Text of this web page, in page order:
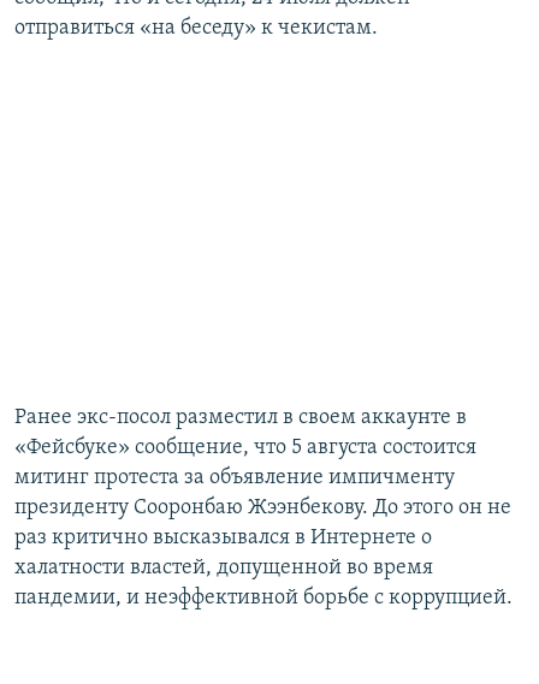
отправиться «на беседу» к чекистам.
Ранее экс-посол разместил в своем аккаунте в
«Фейсбуке» сообщение, что 5 августа состоится
митинг протеста за объявление импичменту
президенту Сооронбаю Жээнбекову. До этого он не
раз критично высказывался в Интернете о
халатности властей, допущенной во время
пандемии, и неэффективной борьбе с коррупцией.